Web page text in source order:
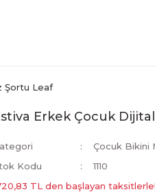
Şortu Leaf
Erkek Çocuk
Çocuk Bikini
Kodu
1110
TL den başlayan taksitlerle!